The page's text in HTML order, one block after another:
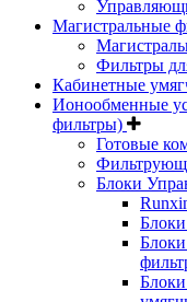
Магистральные
Фильтры
Кабинетные
Ионообменные
фильтры)
Готовые
Блоки
Блоки
Блоки